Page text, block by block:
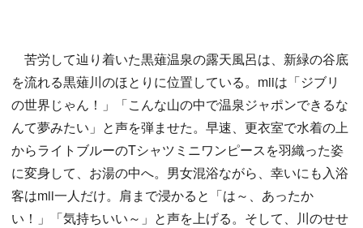
苦労して辿り着いた黒薙温泉の露天風呂は、新緑の谷底
を流れる黒薙川のほとりに位置している。miiは「ジブリ
の世界じゃん！」「こんな山の中で温泉ジャポンできるな
んて夢みたい」と声を弾ませた。早速、更衣室で水着の上
からライトブルーのTシャツミニワンピースを羽織った姿
に変身して、お湯の中へ。男女混浴ながら、幸いにも入浴
客はmii一人だけ。肩まで浸かると「は～、あったか
い！」「気持ちいい～」と声を上げる。そして、川のせせ